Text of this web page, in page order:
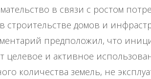
в связи с ростом
строительстве домов и
предположил, что
целевое и активное
количества земель, не